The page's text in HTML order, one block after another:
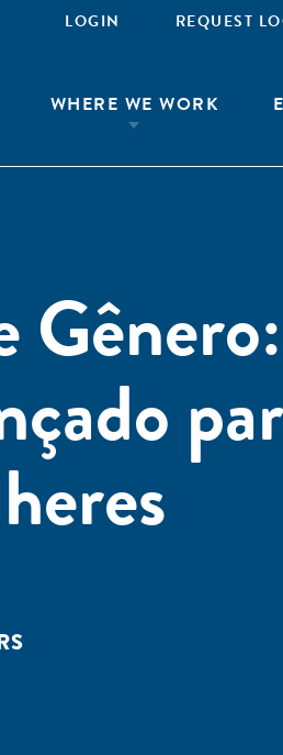
LOGIN REQUEST
WHERE WE WORK
Gênero: